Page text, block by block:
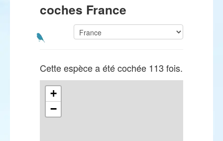
coches France
Cette espèce a été cochée 113 fois.
+
−